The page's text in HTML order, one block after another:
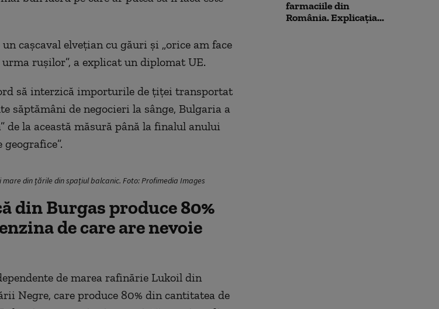
cașcaval elvețian cu găuri și „orice am face
rușilor”, a explicat un diplomat UE.
să interzică importurile de țiței transportat
săptămâni de negocieri la sânge, Bulgaria a
de la această măsură până la finalul anului
din țările din spațiul balcanic. Foto: Profimedia Images
din Burgas produce 80%
de care are nevoie
de marea rafinărie Lukoil din
Negre, care produce 80% din cantitatea de
farmaciile din
România. Explicația...